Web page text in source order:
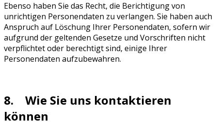
Ebenso haben Sie das Recht, die Berichtigung von
unrichtigen Personendaten zu verlangen. Sie haben auch
Anspruch auf Löschung Ihrer Personendaten, sofern wir
aufgrund der geltenden Gesetze und Vorschriften nicht
verpflichtet oder berechtigt sind, einige Ihrer
Personendaten aufzubewahren.
8. Wie Sie uns kontaktieren
können